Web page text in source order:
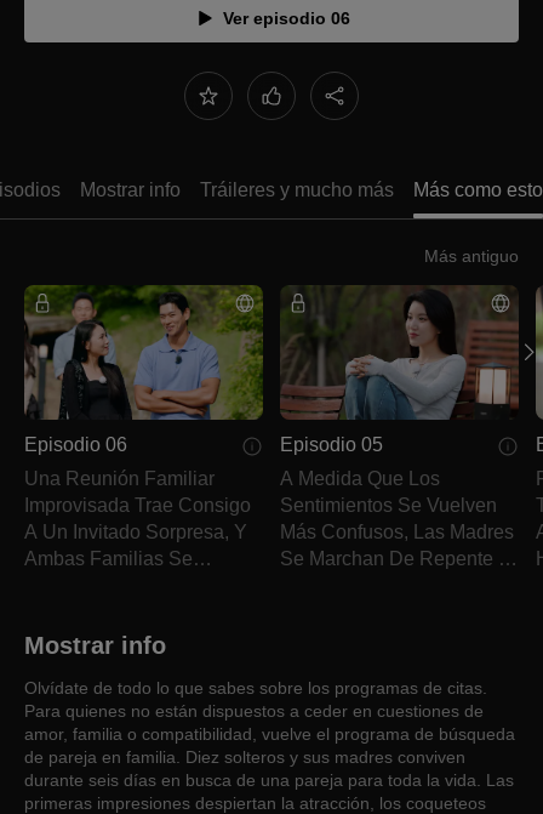
Ver episodio 06
Mostrar info Tráileres y mucho más Más como esto
Más antiguo
Episodio 06
Una Reunión Familiar
Improvisada Trae Consigo
A Un Invitado Sorpresa, Y
Ambas Familias Se
Episodio 05
A Medida Que Los
Sentimientos Se Vuelven
Más Confusos, Las Madres
Se Marchan De Repente Y
Mostrar info
Olvídate de todo lo que sabes sobre los programas de citas.
Para quienes no están dispuestos a ceder en cuestiones de
amor, familia o compatibilidad, vuelve el programa de búsqueda
de pareja en familia. Diez solteros y sus madres conviven
durante seis días en busca de una pareja para toda la vida. Las
primeras impresiones despiertan la atracción, los coqueteos